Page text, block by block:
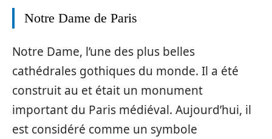
Notre Dame de Paris
Notre Dame, l’une des plus belles
cathédrales gothiques du monde. Il a été
construit au et était un monument
important du Paris médiéval. Aujourd’hui, il
est considéré comme un symbole